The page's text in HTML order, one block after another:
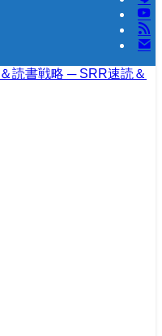
習の研究所